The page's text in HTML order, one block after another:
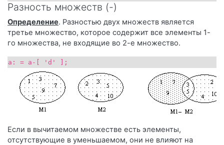
Разность множеств (-)
Определение. Разностью двух множеств является
третье множество, которое содержит все элементы 1-
го множества, не входящие во 2-е множество.
a: = a-[ 'd' ];
Если в вычитаемом множестве есть элементы,
отсутствующие в уменьшаемом, они не влияют на